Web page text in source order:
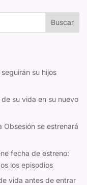
Buscar
su hijos
su vida en su nuevo
Obsesión se estrenará
fecha de estreno:
los episodios
vida antes de entrar